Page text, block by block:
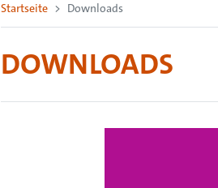
Startseite Downloads
DOWNLOADS